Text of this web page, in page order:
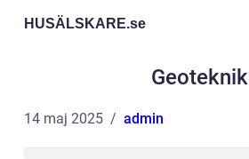
HUSÄLSKARE.se
Geoteknik
14 maj 2025 admin